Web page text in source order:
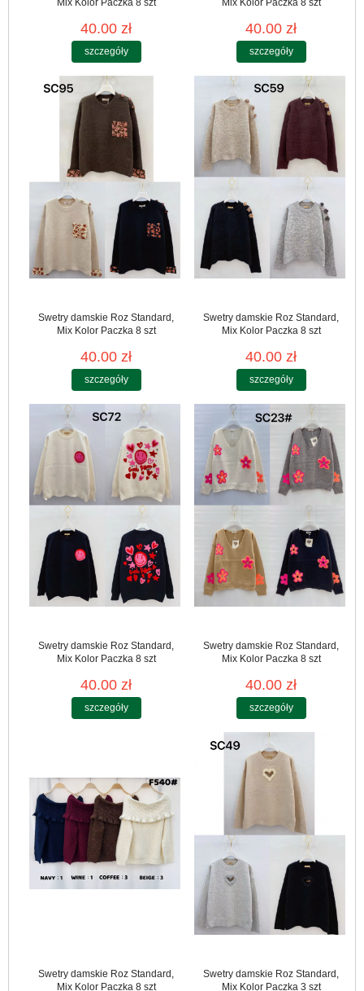
Mix Kolor Paczka 8 szt
40.00 zł
szczegóły
Mix Kolor Paczka 8 szt
40.00 zł
szczegóły
Swetry damskie Roz Standard,
Mix Kolor Paczka 8 szt
40.00 zł
szczegóły
Swetry damskie Roz Standard,
Mix Kolor Paczka 8 szt
40.00 zł
szczegóły
Swetry damskie Roz Standard,
Mix Kolor Paczka 8 szt
40.00 zł
szczegóły
Swetry damskie Roz Standard,
Mix Kolor Paczka 8 szt
40.00 zł
szczegóły
Swetry damskie Roz Standard,
Mix Kolor Paczka 8 szt
Swetry damskie Roz Standard,
Mix Kolor Paczka 3 szt